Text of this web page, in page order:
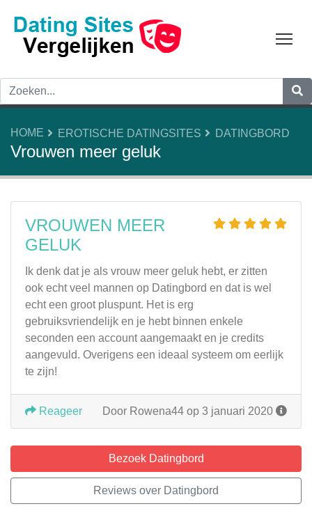
HOME EROTISCHE DATINGSITES DATINGBORD
Vrouwen meer geluk
VROUWEN MEER
GELUK
Ik denk dat je als vrouw meer geluk hebt, er zitten
ook echt veel mannen op Datingbord en dat is wel
echt een groot pluspunt. Het is erg
gebruiksvriendelijk en je hebt binnen enkele
seconden een account aangemaakt en je credits
aangevuld. Overigens een ideaal systeem om eerlijk
te zijn!
Door Rowena44 op 3 januari 2020
Reageer
Bezoek Datingbord
Reviews over Datingbord